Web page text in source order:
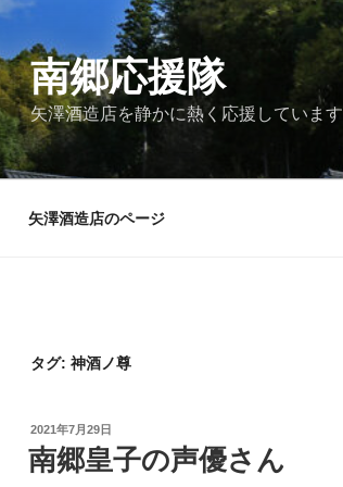
南郷応援隊
矢澤酒造店を静かに熱く応援しています
矢澤酒造店のページ
タグ: 神酒ノ尊
投
稿
日:
2021年7月29日
南郷皇子の声優さん